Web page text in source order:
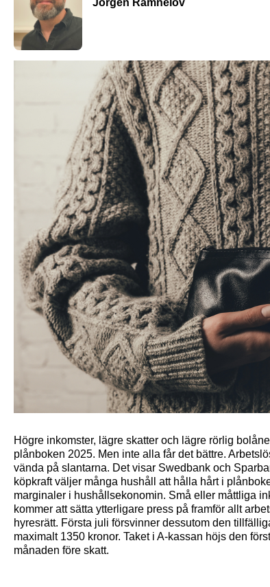
Högre inkomster, lägre skatter och lägre rörlig
plånboken 2025. Men inte alla får det bättre.
vända på slantarna. Det visar Swedbank och
köpkraft väljer många hushåll att hålla hårt i
marginaler i hushållsekonomin. Små eller måttliga
kommer att sätta ytterligare press på framför allt
hyresrätt. Första juli försvinner dessutom den
maximalt 1350 kronor. Taket i A-kassan höjs den
månaden före skatt.